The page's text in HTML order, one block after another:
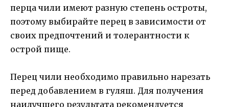
перца чили имеют разную степень остроты,
поэтому выбирайте перец в зависимости от
своих предпочтений и толерантности к
острой пище.
Перец чили необходимо правильно нарезать
перед добавлением в гуляш. Для получения
наилучшего результата рекомендуется